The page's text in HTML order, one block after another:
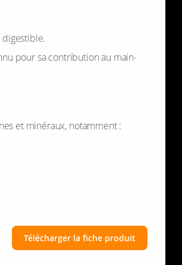
diges­tible.
pour sa contri­bu­tion au main­
et miné­raux, notam­ment :
Télécharger la fiche produit